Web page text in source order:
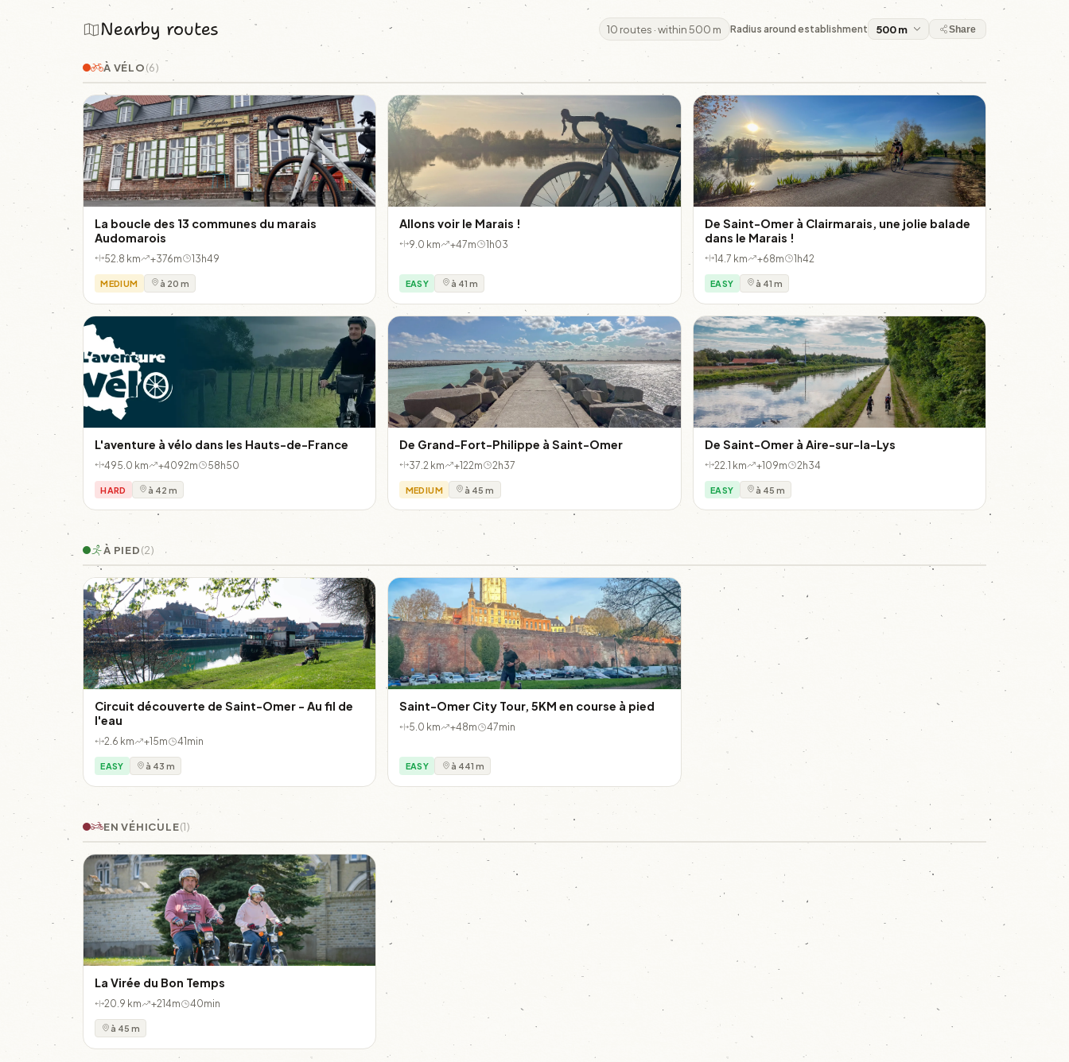
Nearby routes 10 routes · within 500 m Radius around establishment Share
À VÉLO(6)
La boucle des 13 communes du marais
Audomarois
52.8 km +376m 13h49
MEDIUM à 20 m
Allons voir le Marais !
9.0 km +47m 1h03
EASY à 41 m
De Saint-Omer à Clairmarais, une jolie balade
dans le Marais !
14.7 km +68m 1h42
EASY à 41 m
L'aventure à vélo dans les Hauts-de-France
495.0 km +4092m 58h50
HARD à 42 m
De Grand-Fort-Philippe à Saint-Omer
37.2 km +122m 2h37
MEDIUM à 45 m
De Saint-Omer à Aire-sur-la-Lys
22.1 km +109m 2h34
EASY à 45 m
À PIED(2)
Circuit découverte de Saint-Omer - Au fil de
l'eau
2.6 km +15m 41min
EASY à 43 m
Saint-Omer City Tour, 5KM en course à pied
5.0 km +48m 47min
EASY à 441 m
EN VÉHICULE(1)
La Virée du Bon Temps
20.9 km +214m 40min
à 45 m